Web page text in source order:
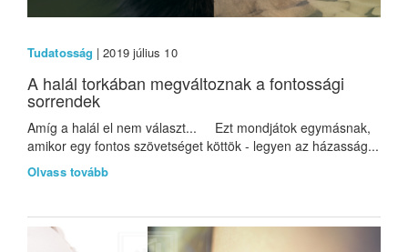
Tudatosság | 2019 július 10
A halál torkában megváltoznak a fontossági
sorrendek
Amíg a halál el nem választ... Ezt mondjátok egymásnak,
amikor egy fontos szövetséget köttök - legyen az házasság...
Olvass tovább